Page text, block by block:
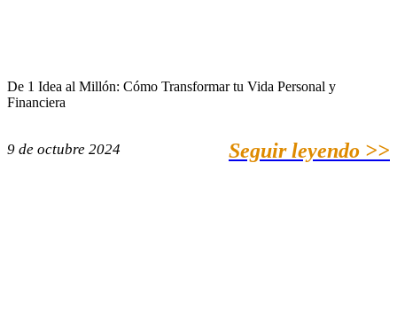
De 1 Idea al Millón: Cómo Transformar tu Vida Personal y
Financiera
9 de octubre 2024 Seguir leyendo >>